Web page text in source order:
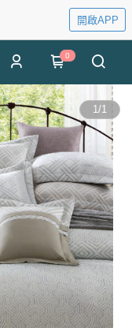
開啟APP
0
1/1